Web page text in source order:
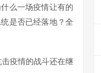
么一场疫情让有的
是否已经落地？全
疫情的战斗还在继